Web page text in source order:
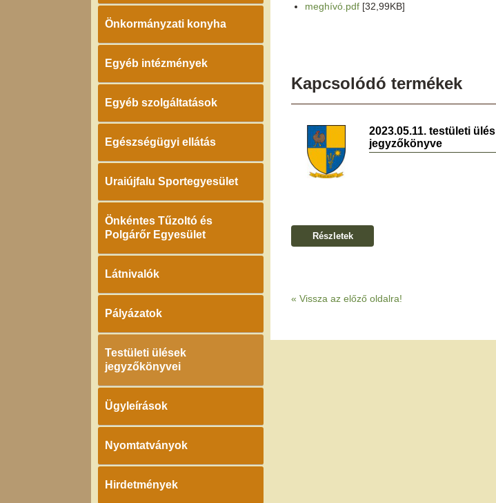
Önkormányzati konyha
Egyéb intézmények
Egyéb szolgáltatások
Egészségügyi ellátás
Uraiújfalu Sportegyesület
Önkéntes Tűzoltó és
Polgárőr Egyesület
Látnivalók
Pályázatok
Testületi ülések
jegyzőkönyvei
Ügyleírások
Nyomtatványok
Hirdetmények
meghívó.pdf [32,99KB]
Kapcsolódó termékek
2023.05.11. testületi ülés
jegyzőkönyve
Részletek
« Vissza az előző oldalra!